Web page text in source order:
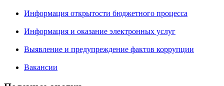
Информация открытости бюджетного процесса
Информация и оказание электронных услуг
Выявление и предупреждение фактов коррупции
Вакансии